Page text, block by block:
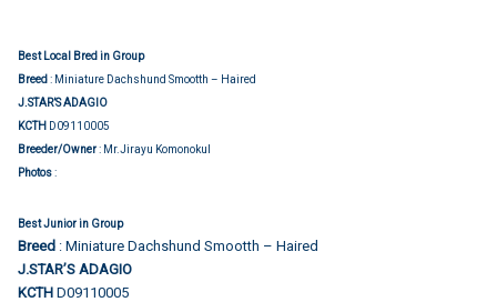
Best Local Bred in Group
Breed : Miniature Dachshund Smootth – Haired
J.STAR’S ADAGIO
KCTH D09110005
Breeder/Owner: Mr.Jirayu Komonokul
Photos:
Best Junior in Group
Breed : Miniature Dachshund Smootth – Haired
J.STAR’S ADAGIO
KCTH D09110005